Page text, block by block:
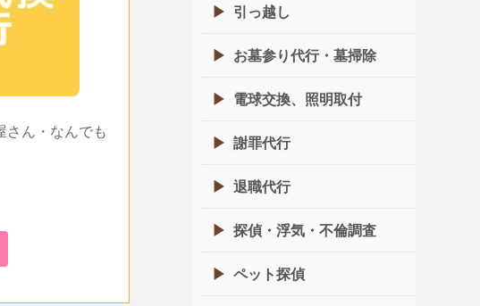
ん・なんでも
引っ越し
お墓参り代行・墓掃除
電球交換、照明取付
謝罪代行
退職代行
探偵・浮気・不倫調査
ペット探偵